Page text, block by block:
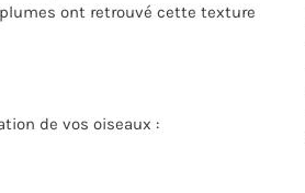
ont retrouvé cette texture
de vos oiseaux :